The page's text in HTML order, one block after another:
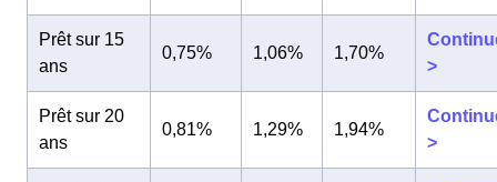
Prêt sur 15
ans
0,75% 1,06% 1,70%
>
Prêt sur 20
ans
0,81% 1,29% 1,94%
>